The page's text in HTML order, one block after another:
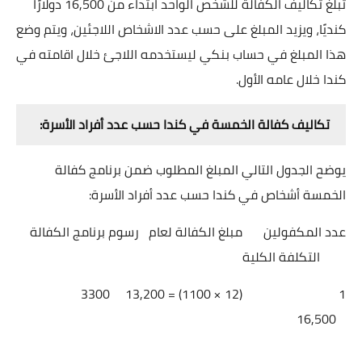
كنديًا، ويزيد المبلغ على حسب عدد اﻻشخاص اللاجئين، ويتم وضع
هذا المبلغ في حساب بنكي ليستخدمه اللاجئ خلال اقامته في
كندا خلال عامه الأول.
تكاليف كفالة الخمسة في كندا حسب عدد أفراد الأسرة:
يوضح الجدول التالي المبلغ المطلوب ضمن برنامج كفالة
الخمسة أشخاص في كندا حسب عدد أفراد الأسرة:
عدد المكفولين
مبلغ الكفالة لعام رسوم برنامج الكفالة
التكلفة الكلية
1
(12 × 1100) = 13,200